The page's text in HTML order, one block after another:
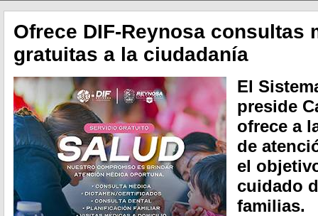
Ofrece DIF-Reynosa consultas
gratuitas a la ciudadanía
El
preside
ofrece a
de
el
cuidado
familias.